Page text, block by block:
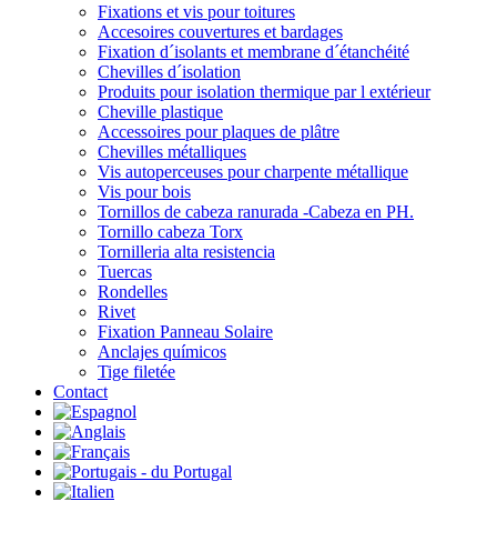
Fixations et vis pour toitures
Accesoires couvertures et bardages
Fixation d´isolants et membrane d´étanchéité
Chevilles d´isolation
Produits pour isolation thermique par l extérieur
Cheville plastique
Accessoires pour plaques de plâtre
Chevilles métalliques
Vis autoperceuses pour charpente métallique
Vis pour bois
Tornillos de cabeza ranurada -Cabeza en PH.
Tornillo cabeza Torx
Tornilleria alta resistencia
Tuercas
Rondelles
Rivet
Fixation Panneau Solaire
Anclajes químicos
Tige filetée
Contact